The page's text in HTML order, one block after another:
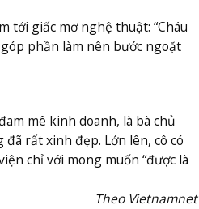
tới giấc mơ nghệ thuật: “Cháu
phần làm nên bước ngoặt
mê kinh doanh, là bà chủ
rất xinh đẹp. Lớn lên, cô có
chỉ với mong muốn “được là
Theo Vietnamnet